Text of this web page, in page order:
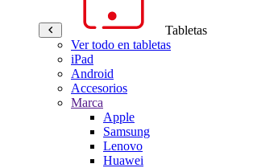
Tabletas
Ver todo en tabletas
iPad
Android
Accesorios
Marca
Apple
Samsung
Lenovo
Huawei